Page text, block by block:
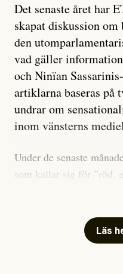
Det senaste året har
skapat diskussion om
den
vad gäller
och Ninïan
artiklarna baseras på
undrar om
inom vänsterns
Under de senaste
som kallar sig för ”röd,
skriver för? Vad
oberoende” tidning?
Läs